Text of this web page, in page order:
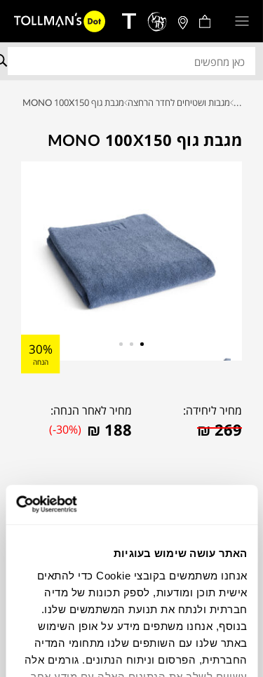
האתר עושה שימוש בעוגיות
אנחנו משתמשים בקובצי Cookie כדי להתאים
אישית תוכן ומודעות, לספק תכונות של מדיה
חברתית ולנתח את תנועת המשתמשים שלנו.
בנוסף, אנחנו משתפים מידע על אופן השימוש
באתר שלנו עם השותפים שלנו מתחומי המדיה
החברתית, הפרסום וניתוח הנתונים. גורמים אלה
... מגבות ושטיחים לחדר הרחצה מגבת גוף MONO 100X150
מגבת גוף MONO 100X150
30%
הנחה
מחיר ליחידה:
₪269
מחיר לאחר הנחה:
₪ 188
(-30%)
צבעים